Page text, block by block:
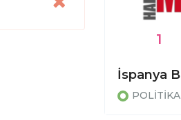
POLİTİKA
1